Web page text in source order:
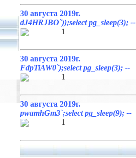
30 августа 2019г.
dJ4HRJBO`));select pg_sleep(3); --
1
30 августа 2019г.
FdpTiAW0`);select pg_sleep(3); --
1
30 августа 2019г.
pwamhGm3`;select pg_sleep(9); --
1